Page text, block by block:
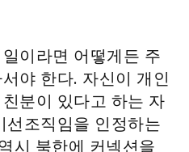
이라면 어떻게든 주
야 한다. 자신이 개인
분이 있다고 하는 자
선조직임을 인정하는
시 북한에 커넥션을